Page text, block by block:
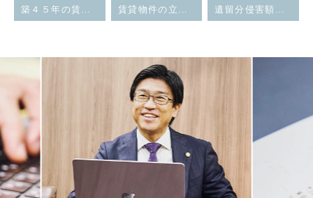
築４５年の賃貸ビルについて、老朽化を理由として立退料を賃料１２年分支払うことを申し出たものの、更新拒絶の正当事由が認められなかった事例 賃貸物件の立退・契約解除に関する問題 遺留分侵害額の計算において、過去の特別受益の評価の方法（基準時）
Previous